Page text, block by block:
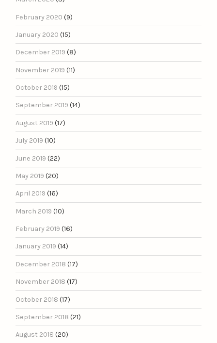
February 2020 (9)
January 2020 (15)
December 2019 (8)
November 2019 (11)
October 2019 (15)
September 2019 (14)
August 2019 (17)
July 2019 (10)
June 2019 (22)
May 2019 (20)
April 2019 (16)
March 2019 (10)
February 2019 (16)
January 2019 (14)
December 2018 (17)
November 2018 (17)
October 2018 (17)
September 2018 (21)
August 2018 (20)